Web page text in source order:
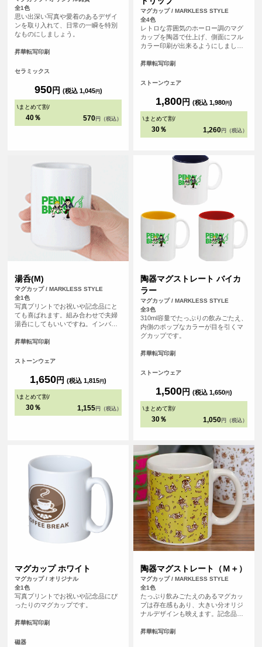
全1色
思い出深い写真や愛着のあるデザイ
ンを取り入れて、日常の一瞬を特別
なものにしましょう。
昇華転写印刷
セラミックス
950円 (税込 1,045円)
\まとめて割/
40％ 570 円（税込）
マグカップ / MARKLESS STYLE
全4色
レトロな雰囲気のホーロー調のマグ
カップを陶器で仕上げ、側面にフル
カラー印刷が出来るようにしまし
昇華転写印刷
ストーンウェア
1,800円 (税込 1,980円)
\まとめて割/
30％ 1,260 円（税込）
湯呑(M)
マグカップ / MARKLESS STYLE
全1色
写真プリントでお祝いや記念品にと
ても喜ばれます。組み合わせで夫婦
湯呑にしてもいいですね。インバウ
屋さんでの即席オリジナル湯呑みと
昇華転写印刷
ストーンウェア
1,650円 (税込 1,815円)
\まとめて割/
30％ 1,155 円（税込）
陶器マグストレート バイカ
ラー
マグカップ / MARKLESS STYLE
全3色
310ml容量でたっぷりの飲みごたえ、
内側のポップなカラーが目を引くマ
グカップです。
昇華転写印刷
ストーンウェア
1,500円 (税込 1,650円)
\まとめて割/
30％ 1,050 円（税込）
マグカップ ホワイト
マグカップ / オリジナル
全1色
写真プリントでお祝いや記念品にぴ
ったりのマグカップです。
昇華転写印刷
磁器
陶器マグストレート（Ｍ＋）
マグカップ / MARKLESS STYLE
全1色
たっぷり飲みごたえのあるマグカッ
プは存在感もあり、大きい分オリジ
ナルデザインも映えます。記念品や
しい記念マグにオリジナルフルカラ
昇華転写印刷